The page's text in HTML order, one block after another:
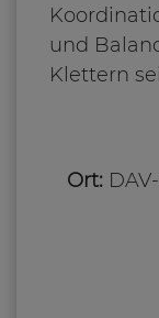
und
Klettern
Ort: